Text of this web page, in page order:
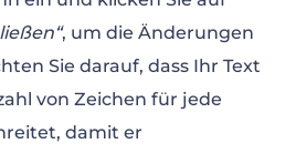
, um die Änderungen
Sie darauf, dass Ihr Text
von Zeichen für jede
damit er